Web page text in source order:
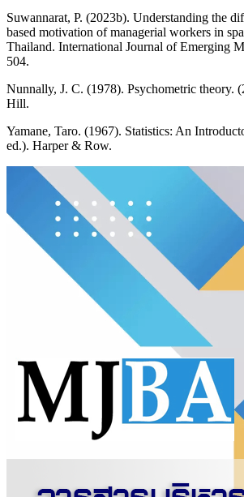
Suwannarat, P. (2023b). Understanding the
based motivation of managerial workers in
Thailand. International Journal of Emerging
504.
Nunnally, J. C. (1978). Psychometric theory.
Hill.
Yamane, Taro. (1967). Statistics: An
ed.). Harper & Row.